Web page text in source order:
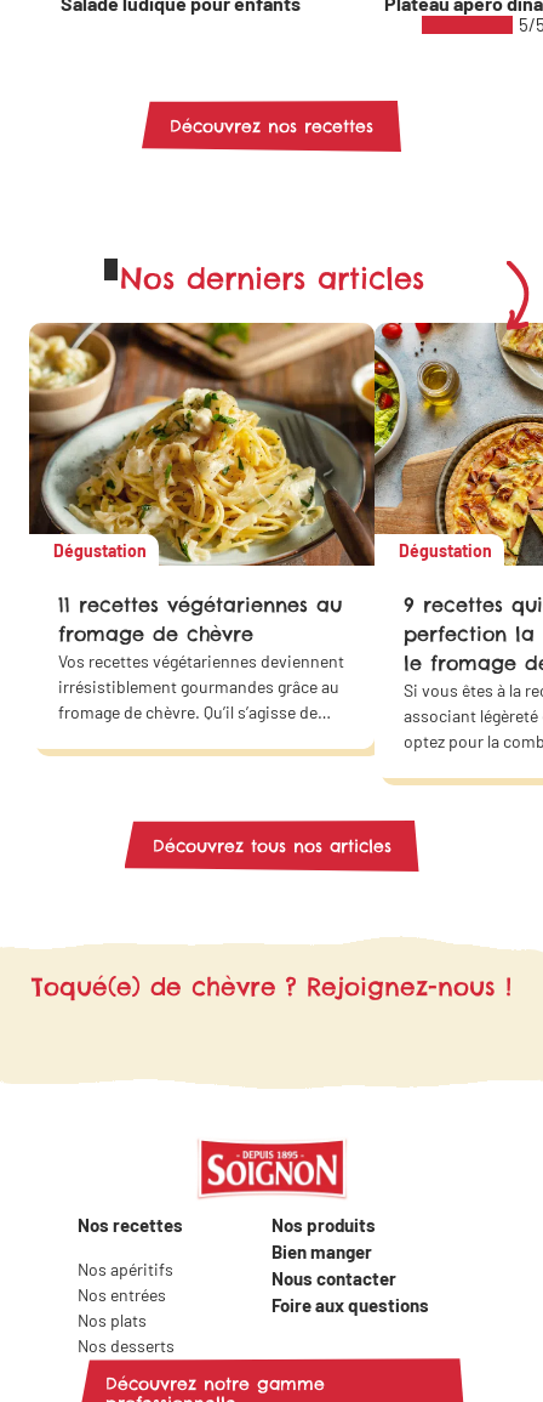
5/
Découvrez nos recettes
Nos derniers articles
Dégustation
11 recettes végétariennes au
fromage de chèvre
Vos recettes végétariennes deviennent
irrésistiblement gourmandes grâce au
fromage de chèvre. Qu’il s’agisse de
monsieur, de salades ou de wraps…
de ce fromage la star de vos plats
végétariens ! Grâce à nos idées
Dégustation
9 recettes
perfection la
le fromage
Si vous êtes à la
associant
optez pour la
chèvre. Offrez un
douceur à votre
même !
Découvrez tous nos articles
Toqué(e) de chèvre ? Rejoignez-nous !
Nos recettes
Nos apéritifs
Nos entrées
Nos plats
Nos desserts
Nos produits
Bien manger
Nous contacter
Foire aux questions
Découvrez notre gamme